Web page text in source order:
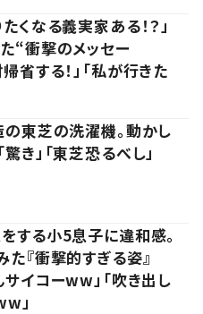
くなる義実家ある！？」
“衝撃のメッセー
省する！」「私が行きた
東芝の洗濯機。動かし
き」「東芝恐るべし」
する小5息子に違和感。
『衝撃的すぎる姿』
イコーww」「吹き出し
」